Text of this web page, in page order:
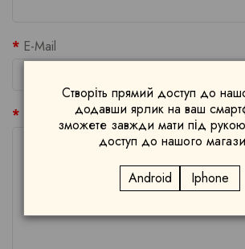
E-Mail
Ваш питання або повідомлення
Створіть прямий доступ до
додавши ярлик на ваш
зможете завжди мати під
доступ до нашого
Android
Iphone